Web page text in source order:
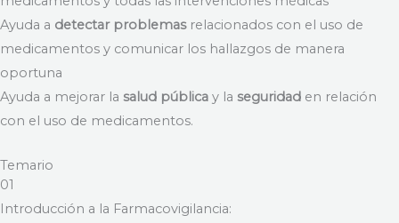
Ayuda a detectar problemasrelacionados con el uso de
medicamentos y comunicar los hallazgos de manera
oportuna
Ayuda a mejorar la salud pública y la seguridad en relación
con el uso de medicamentos.
Temario
01
Introducción a la Farmacovigilancia: